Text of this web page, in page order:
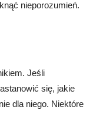
nieporozumień.
Jeśli
się, jakie
dla niego. Niektóre